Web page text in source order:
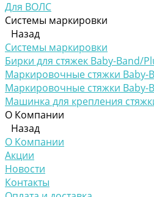
Для ВОЛС
Системы маркировки
Назад
Системы маркировки
Бирки для стяжек Baby-Band/
Маркировочные стяжки Baby-
Маркировочные стяжки Baby-
Машинка для крепления
О Компании
Назад
О Компании
Акции
Новости
Контакты